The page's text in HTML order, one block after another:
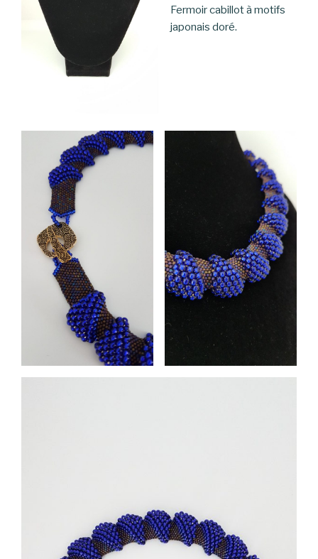
Fermoir cabillot à motifs
japonais doré.